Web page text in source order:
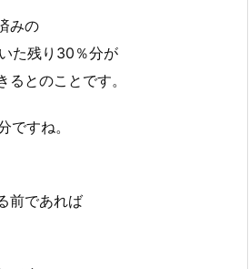
みの
た残り30％分が
とのことです。
すね。
前であれば